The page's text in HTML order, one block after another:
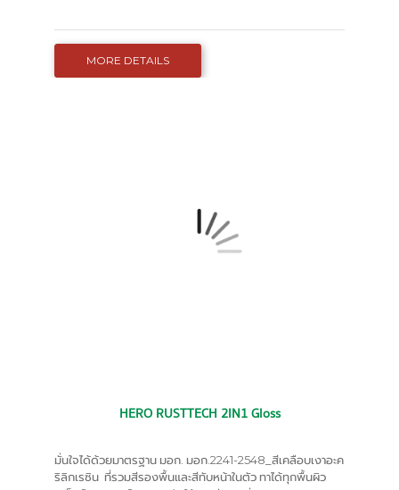
MORE DETAILS
HERO RUSTTECH 2IN1 Gloss
มั่นใจได้ด้วยมาตรฐาน มอก. มอก.2241-2548_สีเคลือบเงาอะค
ริลิกเรซิน ที่รวมสีรองพื้นและสีทับหน้าในตัว ทาได้ทุกพื้นผิว